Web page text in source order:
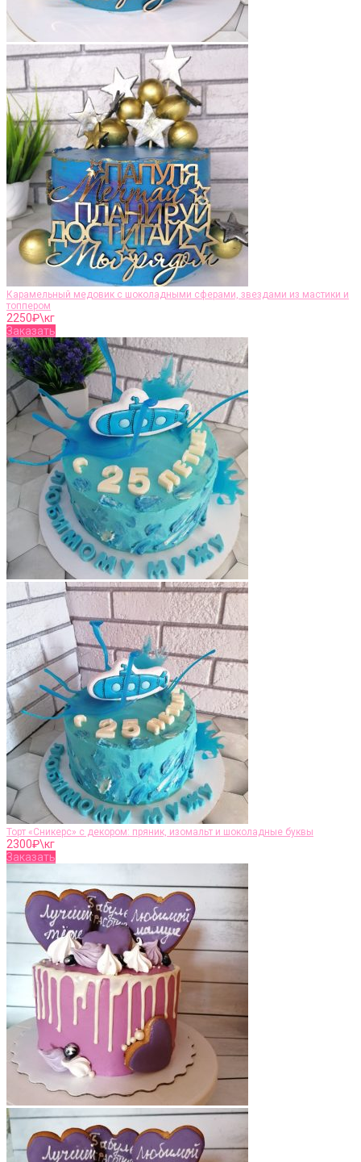
Карамельный медовик с шоколадными сферами, звездами из мастики и
топпером
2250₽\кг
Заказать
Торт «Сникерс» с декором: пряник, изомальт и шоколадные буквы
2300₽\кг
Заказать